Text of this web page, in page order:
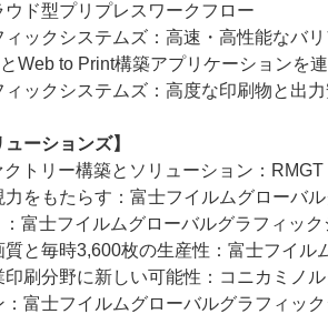
ド型プリプレスワークフロー
ックシステムズ：高速・高性能なバ
Web to Print構築アプリケーションを
ックシステムズ：高度な印刷物と出
ーションズ】
トリー構築とソリューション：RMGT
をもたらす：富士フイルムグローバ
富士フイルムグローバルグラフィッ
と毎時3,600枚の生産性：富士フイル
刷分野に新しい可能性：コニカミノ
富士フイルムグローバルグラフィッ